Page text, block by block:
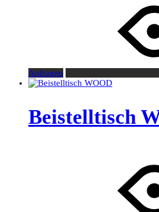
Anfragen
Beistelltisch